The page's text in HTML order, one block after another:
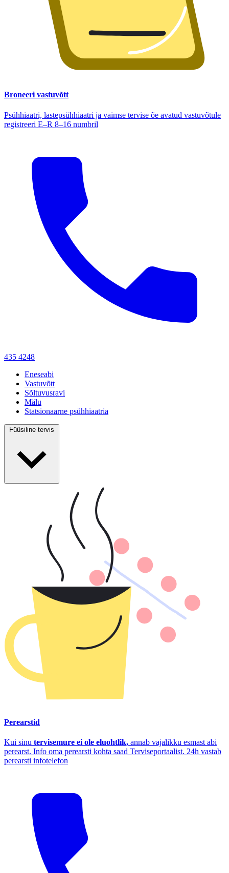
Broneeri vastuvõtt
Psühhiaatri, lastepsühhiaatri ja vaimse tervise õe avatud vastuvõtule
registreeri E–R 8–16 numbril
435 4248
Eneseabi
Vastuvõtt
Sõltuvusravi
Mälu
Statsionaarne psühhiaatria
Füüsiline tervis
Perearstid
Kui sinu tervisemure ei ole eluohtlik, annab vajalikku esmast abi
perearst. Info oma perearsti kohta saad Terviseportaalist. 24h vastab
perearsti infotelefon